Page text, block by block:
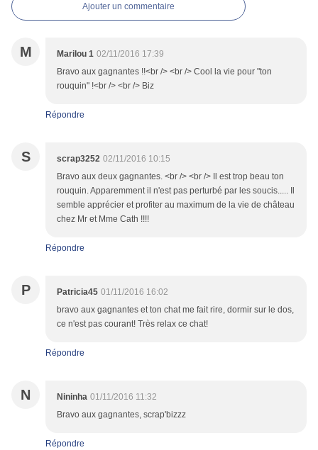
Ajouter un commentaire
M Marilou 1 02/11/2016 17:39
Bravo aux gagnantes !!<br /> <br /> Cool la vie pour "ton
rouquin" !<br /> <br /> Biz
Répondre
S scrap3252 02/11/2016 10:15
Bravo aux deux gagnantes. <br /> <br /> Il est trop beau ton
rouquin. Apparemment il n'est pas perturbé par les soucis..... Il
semble apprécier et profiter au maximum de la vie de château
chez Mr et Mme Cath !!!!
Répondre
P Patricia45 01/11/2016 16:02
bravo aux gagnantes et ton chat me fait rire, dormir sur le dos,
ce n'est pas courant! Très relax ce chat!
Répondre
N Nininha 01/11/2016 11:32
Bravo aux gagnantes, scrap'bizzz
Répondre